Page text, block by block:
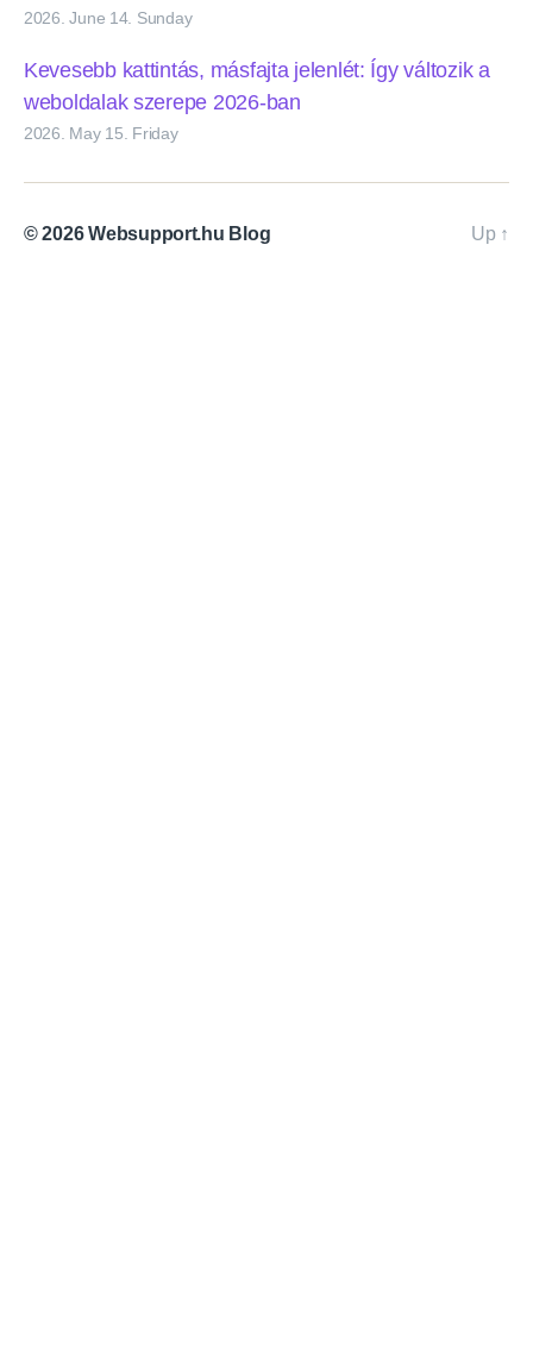
2026. June 14. Sunday
Kevesebb kattintás, másfajta jelenlét: Így változik a
weboldalak szerepe 2026-ban
2026. May 15. Friday
© 2026Websupport.hu Blog Up ↑